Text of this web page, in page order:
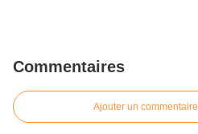
Commentaires
Ajouter un commentaire